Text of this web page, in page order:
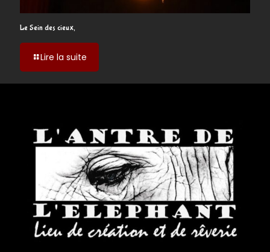
Le Sein des cieux,
Lire la suite
des